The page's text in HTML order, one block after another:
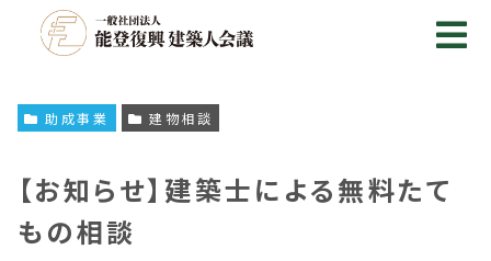
【お知らせ】建築士による無料たて
もの相談
助成事業 建物相談